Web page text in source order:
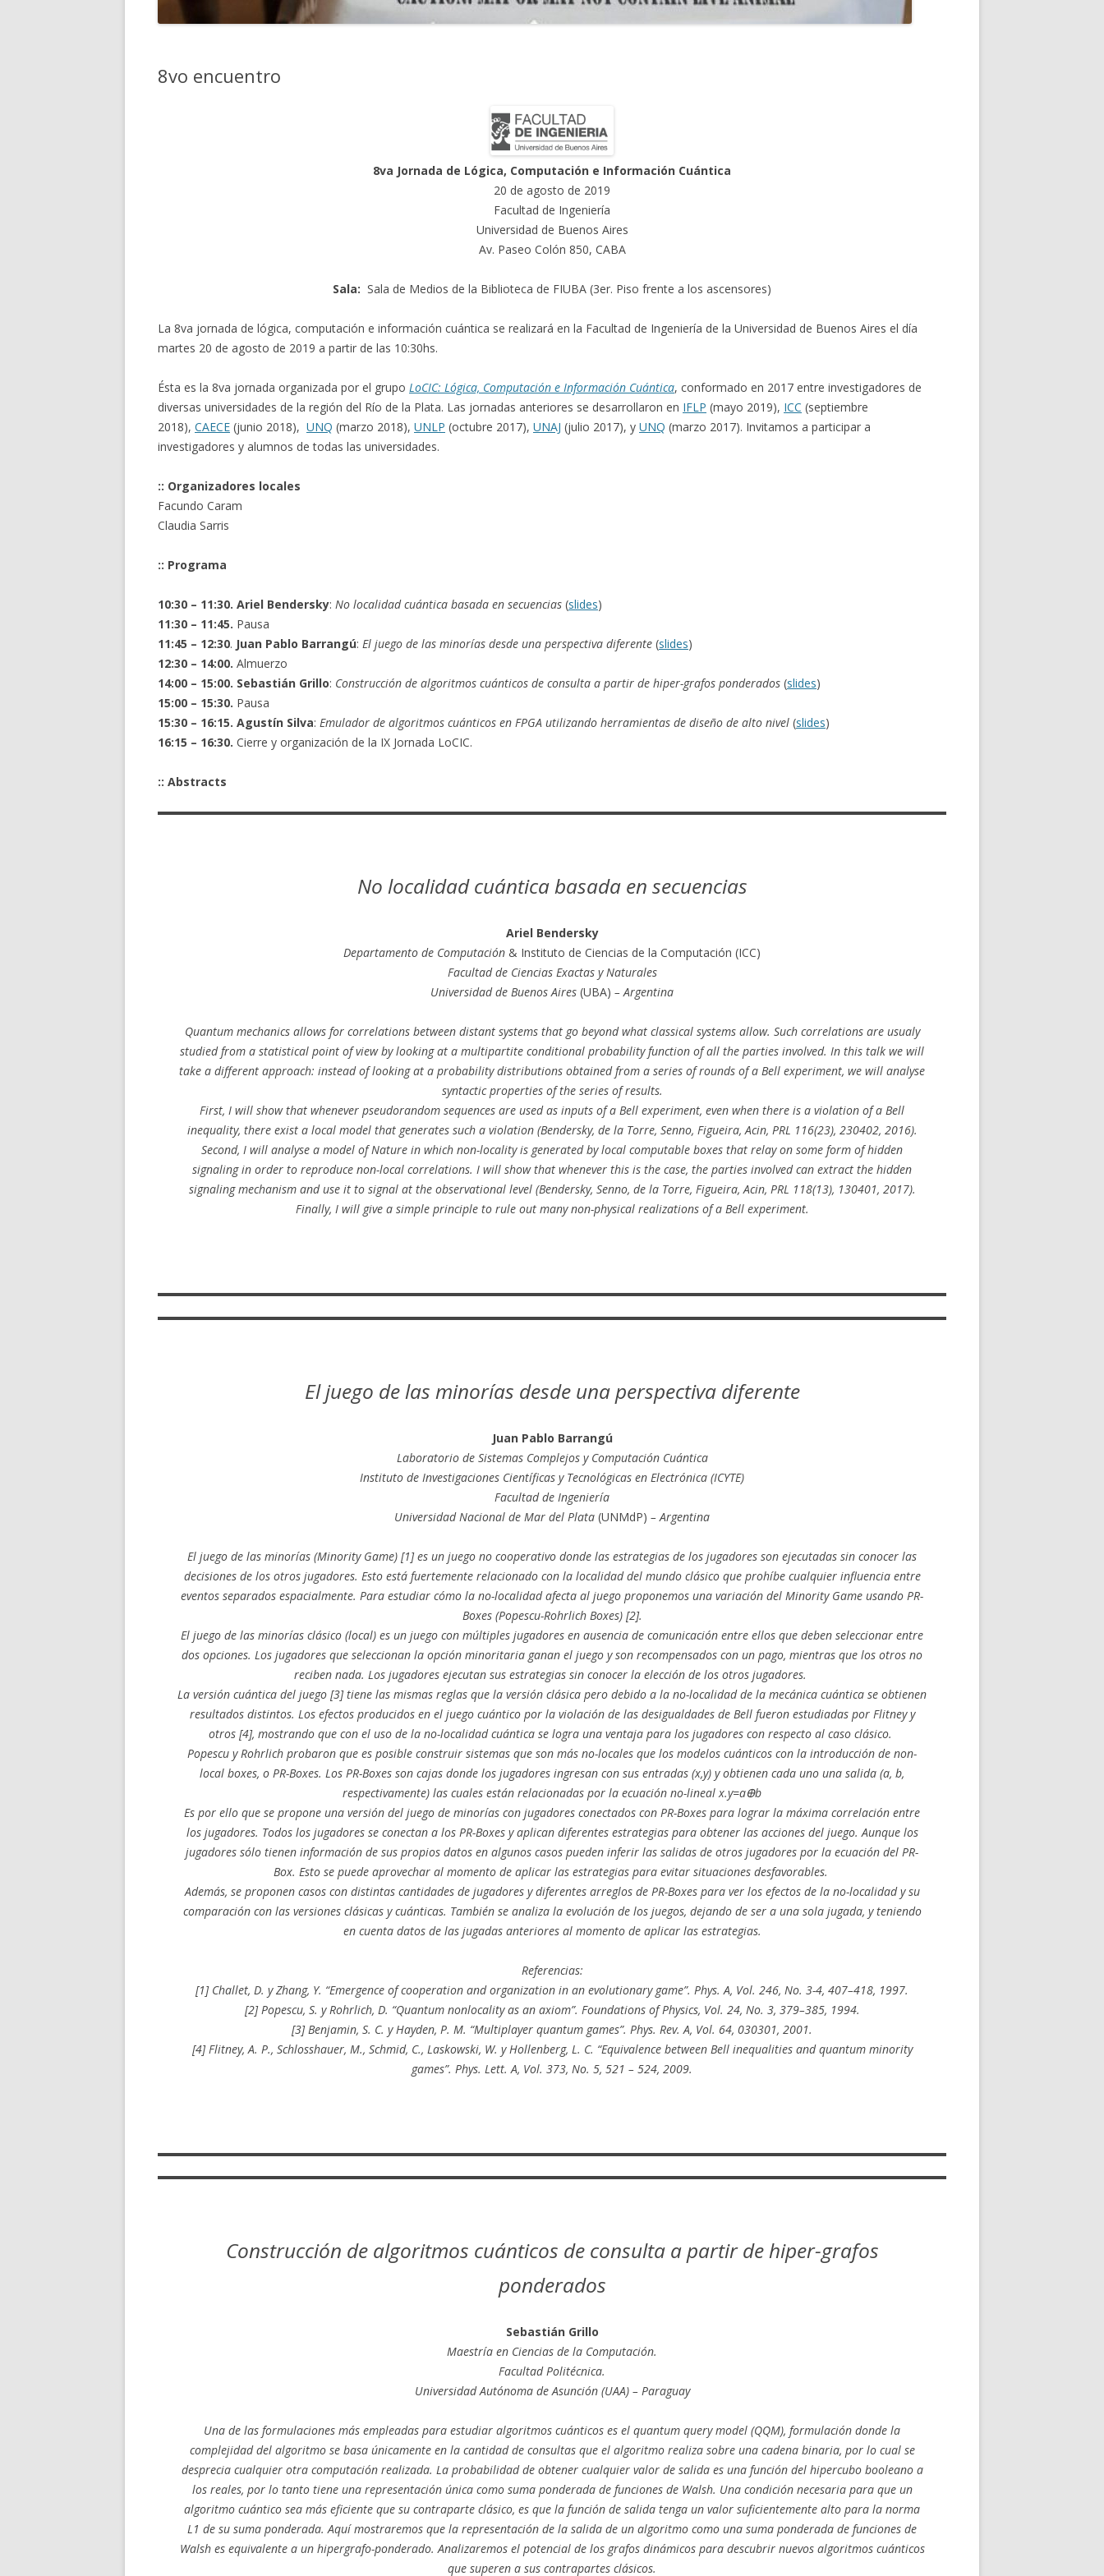
4TO ENCUENTRO
8vo encuentro
8va Jornada de Lógica, Computación e Información Cuántica
20 de agosto de 2019
Facultad de Ingeniería
Universidad de Buenos Aires
Av. Paseo Colón 850, CABA
Sala: Sala de Medios de la Biblioteca de FIUBA (3er. Piso frente a los ascensores)
La 8va jornada de lógica, computación e información cuántica se realizará en la Facultad de Ingeniería de la Universidad de Buenos Aires el día
martes 20 de agosto de 2019 a partir de las 10:30hs.
Ésta es la 8va jornada organizada por el grupo LoCIC: Lógica, Computación e Información Cuántica, conformado en 2017 entre investigadores de
diversas universidades de la región del Río de la Plata. Las jornadas anteriores se desarrollaron en IFLP (mayo 2019), ICC (septiembre
2018), CAECE (junio 2018), UNQ (marzo 2018), UNLP (octubre 2017), UNAJ (julio 2017), y UNQ (marzo 2017). Invitamos a participar a
investigadores y alumnos de todas las universidades.
:: Organizadores locales
Facundo Caram
Claudia Sarris
:: Programa
10:30 – 11:30. Ariel Bendersky: No localidad cuántica basada en secuencias (slides)
11:30 – 11:45. Pausa
11:45 – 12:30. Juan Pablo Barrangú: El juego de las minorías desde una perspectiva diferente (slides)
12:30 – 14:00. Almuerzo
14:00 – 15:00. Sebastián Grillo: Construcción de algoritmos cuánticos de consulta a partir de hiper-grafos ponderados (slides)
15:00 – 15:30. Pausa
15:30 – 16:15. Agustín Silva: Emulador de algoritmos cuánticos en FPGA utilizando herramientas de diseño de alto nivel (slides)
16:15 – 16:30. Cierre y organización de la IX Jornada LoCIC.
:: Abstracts
No localidad cuántica basada en secuencias
Ariel Bendersky
Departamento de Computación & Instituto de Ciencias de la Computación (ICC)
Facultad de Ciencias Exactas y Naturales
Universidad de Buenos Aires (UBA) – Argentina
Quantum mechanics allows for correlations between distant systems that go beyond what classical systems allow. Such correlations are usualy
studied from a statistical point of view by looking at a multipartite conditional probability function of all the parties involved. In this talk we will
take a different approach: instead of looking at a probability distributions obtained from a series of rounds of a Bell experiment, we will analyse
syntactic properties of the series of results.
First, I will show that whenever pseudorandom sequences are used as inputs of a Bell experiment, even when there is a violation of a Bell
inequality, there exist a local model that generates such a violation (Bendersky, de la Torre, Senno, Figueira, Acin, PRL 116(23), 230402, 2016).
Second, I will analyse a model of Nature in which non-locality is generated by local computable boxes that relay on some form of hidden
signaling in order to reproduce non-local correlations. I will show that whenever this is the case, the parties involved can extract the hidden
signaling mechanism and use it to signal at the observational level (Bendersky, Senno, de la Torre, Figueira, Acin, PRL 118(13), 130401, 2017).
Finally, I will give a simple principle to rule out many non-physical realizations of a Bell experiment.
El juego de las minorías desde una perspectiva diferente
Juan Pablo Barrangú
Laboratorio de Sistemas Complejos y Computación Cuántica
Instituto de Investigaciones Científicas y Tecnológicas en Electrónica (ICYTE)
Facultad de Ingeniería
Universidad Nacional de Mar del Plata (UNMdP) – Argentina
El juego de las minorías (Minority Game) [1] es un juego no cooperativo donde las estrategias de los jugadores son ejecutadas sin conocer las
decisiones de los otros jugadores. Esto está fuertemente relacionado con la localidad del mundo clásico que prohíbe cualquier influencia entre
eventos separados espacialmente. Para estudiar cómo la no-localidad afecta al juego proponemos una variación del Minority Game usando PR-
Boxes (Popescu-Rohrlich Boxes) [2].
El juego de las minorías clásico (local) es un juego con múltiples jugadores en ausencia de comunicación entre ellos que deben seleccionar entre
dos opciones. Los jugadores que seleccionan la opción minoritaria ganan el juego y son recompensados con un pago, mientras que los otros no
reciben nada. Los jugadores ejecutan sus estrategias sin conocer la elección de los otros jugadores.
La versión cuántica del juego [3] tiene las mismas reglas que la versión clásica pero debido a la no-localidad de la mecánica cuántica se obtienen
resultados distintos. Los efectos producidos en el juego cuántico por la violación de las desigualdades de Bell fueron estudiadas por Flitney y
otros [4], mostrando que con el uso de la no-localidad cuántica se logra una ventaja para los jugadores con respecto al caso clásico.
Popescu y Rohrlich probaron que es posible construir sistemas que son más no-locales que los modelos cuánticos con la introducción de non-
local boxes, o PR-Boxes. Los PR-Boxes son cajas donde los jugadores ingresan con sus entradas (x,y) y obtienen cada uno una salida (a, b,
respectivamente) las cuales están relacionadas por la ecuación no-lineal x.y=aꚚb
Es por ello que se propone una versión del juego de minorías con jugadores conectados con PR-Boxes para lograr la máxima correlación entre
los jugadores. Todos los jugadores se conectan a los PR-Boxes y aplican diferentes estrategias para obtener las acciones del juego. Aunque los
jugadores sólo tienen información de sus propios datos en algunos casos pueden inferir las salidas de otros jugadores por la ecuación del PR-
Box. Esto se puede aprovechar al momento de aplicar las estrategias para evitar situaciones desfavorables.
Además, se proponen casos con distintas cantidades de jugadores y diferentes arreglos de PR-Boxes para ver los efectos de la no-localidad y su
comparación con las versiones clásicas y cuánticas. También se analiza la evolución de los juegos, dejando de ser a una sola jugada, y teniendo
en cuenta datos de las jugadas anteriores al momento de aplicar las estrategias.
Referencias:
[1] Challet, D. y Zhang, Y. “Emergence of cooperation and organization in an evolutionary game”. Phys. A, Vol. 246, No. 3-4, 407–418, 1997.
[2] Popescu, S. y Rohrlich, D. “Quantum nonlocality as an axiom”. Foundations of Physics, Vol. 24, No. 3, 379–385, 1994.
[3] Benjamin, S. C. y Hayden, P. M. “Multiplayer quantum games”. Phys. Rev. A, Vol. 64, 030301, 2001.
[4] Flitney, A. P., Schlosshauer, M., Schmid, C., Laskowski, W. y Hollenberg, L. C. “Equivalence between Bell inequalities and quantum minority
games”. Phys. Lett. A, Vol. 373, No. 5, 521 – 524, 2009.
Construcción de algoritmos cuánticos de consulta a partir de hiper-grafos
ponderados
Sebastián Grillo
Maestría en Ciencias de la Computación.
Facultad Politécnica.
Universidad Autónoma de Asunción (UAA) – Paraguay
Una de las formulaciones más empleadas para estudiar algoritmos cuánticos es el quantum query model (QQM), formulación donde la
complejidad del algoritmo se basa únicamente en la cantidad de consultas que el algoritmo realiza sobre una cadena binaria, por lo cual se
desprecia cualquier otra computación realizada. La probabilidad de obtener cualquier valor de salida es una función del hipercubo booleano a
los reales, por lo tanto tiene una representación única como suma ponderada de funciones de Walsh. Una condición necesaria para que un
algoritmo cuántico sea más eficiente que su contraparte clásico, es que la función de salida tenga un valor suficientemente alto para la norma
L1 de su suma ponderada. Aquí mostraremos que la representación de la salida de un algoritmo como una suma ponderada de funciones de
Walsh es equivalente a un hipergrafo-ponderado. Analizaremos el potencial de los grafos dinámicos para descubrir nuevos algoritmos cuánticos
que superen a sus contrapartes clásicos.